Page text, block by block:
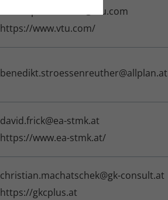
florian.poellabauer@vtu.com
https://www.vtu.com/
benedikt.stroessenreuther@allplan.at
david.frick@ea-stmk.at
https://www.ea-stmk.at/
christian.machatschek@gk-consult.at
https://gkcplus.at